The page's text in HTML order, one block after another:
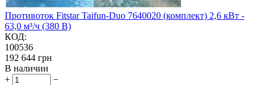
Противоток Fitstar Taifun-Duo 7640020 (комплект) 2,6 кВт -
63,0 м³/ч (380 В)
КОД:
100536
‍192 644‍ грн
В наличии
+
−